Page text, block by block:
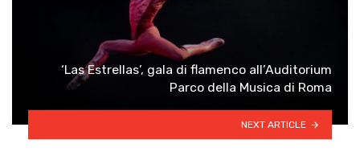
‘Las Estrellas’, gala di flamenco all’Auditorium
Parco della Musica di Roma
NEXT ARTICLE